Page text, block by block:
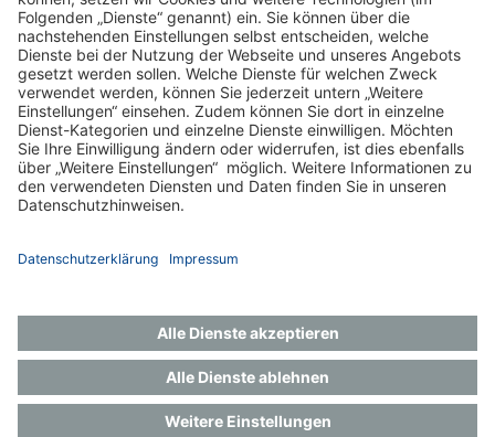
Datenschutz